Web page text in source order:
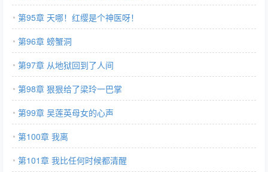
第95章 天哪！红缨是个神医呀！
第96章 螃蟹洞
第97章 从地狱回到了人间
第98章 狠狠给了梁玲一巴掌
第99章 吴莲英母女的心声
第100章 我离
第101章 我比任何时候都清醒